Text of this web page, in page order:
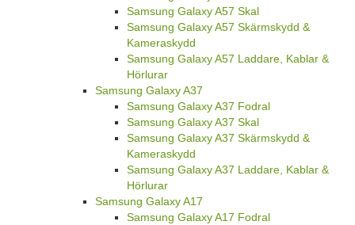
Samsung Galaxy A57 Skal
Samsung Galaxy A57 Skärmskydd &
Kameraskydd
Samsung Galaxy A57 Laddare, Kablar &
Hörlurar
Samsung Galaxy A37
Samsung Galaxy A37 Fodral
Samsung Galaxy A37 Skal
Samsung Galaxy A37 Skärmskydd &
Kameraskydd
Samsung Galaxy A37 Laddare, Kablar &
Hörlurar
Samsung Galaxy A17
Samsung Galaxy A17 Fodral